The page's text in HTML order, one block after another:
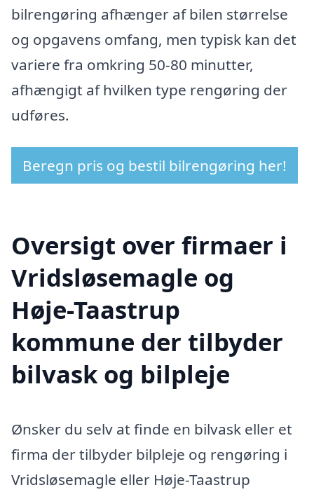
bilrengøring afhænger af bilen størrelse
og opgavens omfang, men typisk kan det
variere fra omkring 50-80 minutter,
afhængigt af hvilken type rengøring der
udføres.
Beregn pris og bestil bilrengøring her!
Oversigt over firmaer i
Vridsløsemagle og
Høje-Taastrup
kommune der tilbyder
bilvask og bilpleje
Ønsker du selv at finde en bilvask eller et
firma der tilbyder bilpleje og rengøring i
Vridsløsemagle eller Høje-Taastrup